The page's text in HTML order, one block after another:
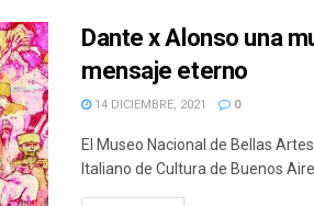
Dante x Alonso una
mensaje eterno
14 DICIEMBRE, 2021 0
El Museo Nacional de Bellas
Italiano de Cultura de Buenos